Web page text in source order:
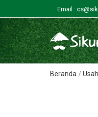
Email :
Beranda